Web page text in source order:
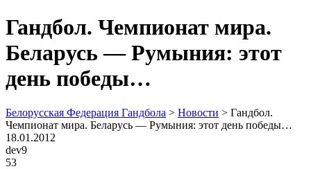
Гандбол. Чемпионат мира.
Беларусь — Румыния: этот
день победы…
Белорусская Федерация Гандбола > Новости > Гандбол.
Чемпионат мира. Беларусь — Румыния: этот день победы…
18.01.2012
dev9
53